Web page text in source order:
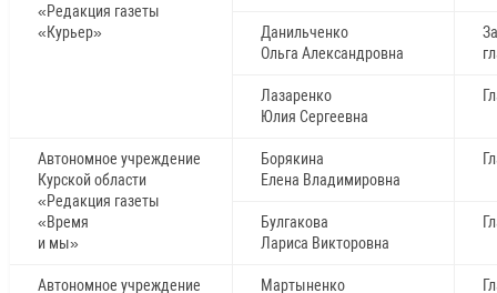
«Редакция газеты
«Курьер»
Данильченко
Ольга Александровна
Лазаренко
Юлия Сергеевна
Автономное учреждение
Курской области
«Редакция газеты
«Время
и мы»
Борякина
Елена Владимировна
Булгакова
Лариса Викторовна
Автономное учреждение Мартыненко